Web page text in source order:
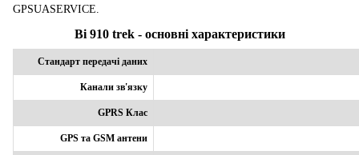
GPSUASERVICE.
Bi 910 trek - основні характеристики
Стандарт передачі даних
Канали зв'язку
GPRS Клас
GPS та GSM антени